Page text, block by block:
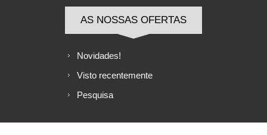
AS NOSSAS OFERTAS
Novidades!
Visto recentemente
Pesquisa